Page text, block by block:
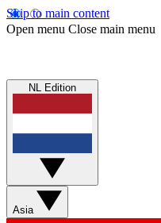
Skip to main content
Open menu Close main menu
NL Edition
Asia